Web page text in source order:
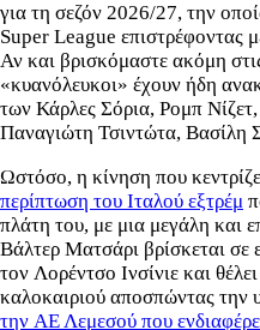
για τη σεζόν 2026/27, την
Super League επιστρέφοντας
Αν και βρισκόμαστε ακόμη
«κυανόλευκοι» έχουν ήδη
των Κάρλες Σόρια, Ρομπ
Παναγιώτη Τσιντώτα, Βασίλη
Ωστόσο, η κίνηση που
περίπτωση του Ιταλού εξτρέμ
πλάτη του, με μια μεγάλη και
Βάλτερ Ματσάρι βρίσκεται σε
τον Λορέντσο Ινσίνιε και
καλοκαιριού αποσπώντας την
την ΑΕ Λεμεσού που